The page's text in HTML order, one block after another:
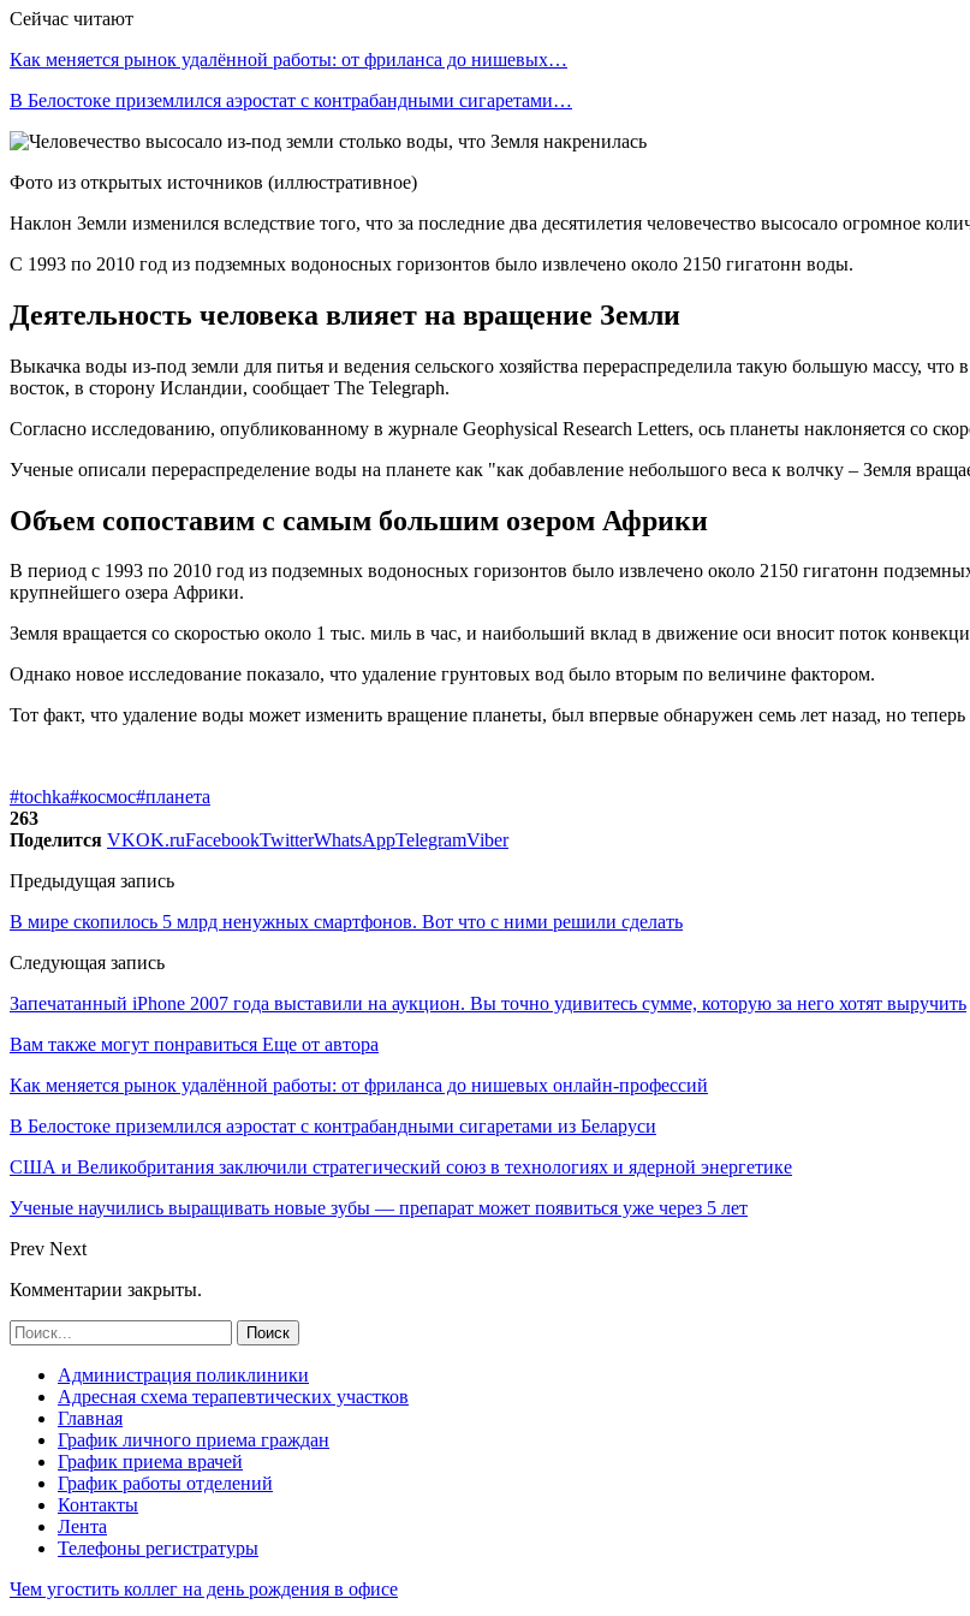
Сейчас читают
Как меняется рынок удалённой работы: от фриланса до нишевых…
В Белостоке приземлился аэростат с контрабандными сигаретами…
Фото из открытых источников (иллюстративное)
Наклон Земли изменился вследствие того, что за последние два десятилетия человечество высосало огромное
С 1993 по 2010 год из подземных водоносных горизонтов было извлечено около 2150 гигатонн воды.
Деятельность человека влияет на вращение Земли
Выкачка воды из-под земли для питья и ведения сельского хозяйства перераспределила такую большую массу,
восток, в сторону Исландии, сообщает The Telegraph.
Согласно исследованию, опубликованному в журнале Geophysical Research Letters, ось планеты наклоняется со
Ученые описали перераспределение воды на планете как "как добавление небольшого веса к волчку – Земля
Объем сопоставим с самым большим озером Африки
В период с 1993 по 2010 год из подземных водоносных горизонтов было извлечено около 2150 гигатонн
крупнейшего озера Африки.
Земля вращается со скоростью около 1 тыс. миль в час, и наибольший вклад в движение оси вносит поток
Однако новое исследование показало, что удаление грунтовых вод было вторым по величине фактором.
Тот факт, что удаление воды может изменить вращение планеты, был впервые обнаружен семь лет назад, но теперь
#tochka#космос#планета
263
Поделится VKOK.ruFacebookTwitterWhatsAppTelegramViber
Предыдущая запись
В мире скопилось 5 млрд ненужных смартфонов. Вот что с ними решили сделать
Следующая запись
Запечатанный iPhone 2007 года выставили на аукцион. Вы точно удивитесь сумме, которую за него хотят выручить
Вам также могут понравиться Еще от автора
Как меняется рынок удалённой работы: от фриланса до нишевых онлайн-профессий
В Белостоке приземлился аэростат с контрабандными сигаретами из Беларуси
США и Великобритания заключили стратегический союз в технологиях и ядерной энергетике
Ученые научились выращивать новые зубы — препарат может появиться уже через 5 лет
Prev Next
Комментарии закрыты.
Администрация поликлиники
Адресная схема терапевтических участков
Главная
График личного приема граждан
График приема врачей
График работы отделений
Контакты
Лента
Телефоны регистратуры
Чем угостить коллег на день рождения в офисе